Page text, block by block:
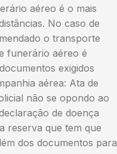
aéreo é o mais
No caso de
o transporte
funerário aéreo é
exigidos
aérea: Ata de
não se opondo ao
de doença
reserva que tem que
dos documentos para